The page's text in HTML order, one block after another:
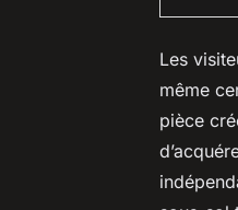
Les
même
pièce